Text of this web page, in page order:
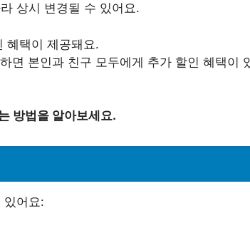
상시 변경될 수 있어요.
혜택이 제공돼요.
면 본인과 친구 모두에게 추가 할인 혜택이
방법을 알아보세요.
있어요: